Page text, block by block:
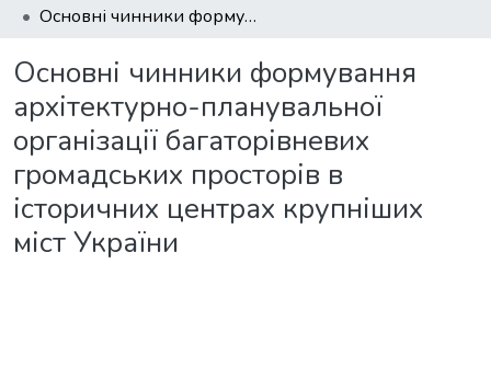
Основні чинники формування архітектурно-планувальної організації багаторівневих громадських просторів в історичних центрах крупніших міст України
Основні чинники формування
архітектурно-планувальної
організації багаторівневих
громадських просторів в
історичних центрах крупніших
міст України